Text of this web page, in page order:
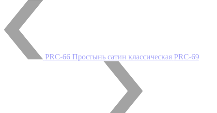
PRC-66 Простынь сатин классическая PRC-69